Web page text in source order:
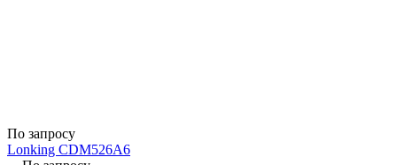
По запросу
Lonking CDM526A6